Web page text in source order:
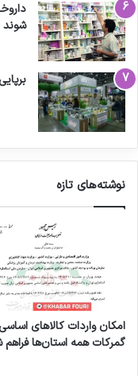
شوند
نوشته‌های تازه
امکان واردات کالاهای
گمرکات همه استان‌ها